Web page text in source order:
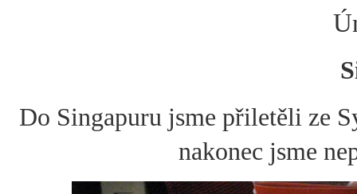
Do Singapuru jsme přiletěli ze
nakonec jsme